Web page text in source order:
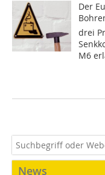
Der
drei
M6
News